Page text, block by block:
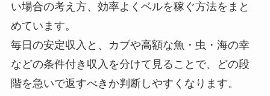
い場合の考え方、効率よくベルを稼ぐ方法をまと
めています。
毎日の安定収入と、カブや高額な魚・虫・海の幸
などの条件付き収入を分けて見ることで、どの段
階を急いで返すべきか判断しやすくなります。